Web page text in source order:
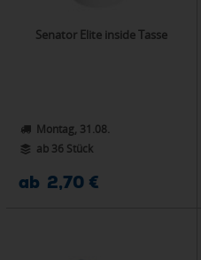
Senator Elite inside Tasse
Montag, 31.08.
ab 36 Stück
ab 2,70 €